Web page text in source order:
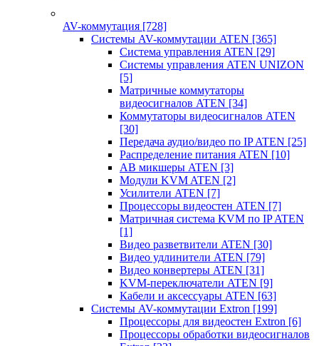
AV-коммутация [728]
Системы AV-коммутации ATEN [365]
Система управления ATEN [29]
Системы управления ATEN UNIZON
[5]
Матричные коммутаторы
видеосигналов ATEN [34]
Коммутаторы видеосигналов ATEN
[30]
Передача аудио/видео по IP ATEN [25]
Распределение питания ATEN [10]
АВ микшеры ATEN [3]
Модули KVM ATEN [2]
Усилители ATEN [7]
Процессоры видеостен ATEN [7]
Матричная система KVM по IP ATEN
[1]
Видео разветвители ATEN [30]
Видео удлинители ATEN [79]
Видео конвертеры ATEN [31]
KVM-переключатели ATEN [9]
Кабели и аксессуары ATEN [63]
Системы AV-коммутации Extron [199]
Процессоры для видеостен Extron [6]
Процессоры обработки видеосигналов